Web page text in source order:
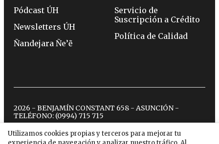
Utilizamos cookies propias y terceros para mejorar tu
Pódcast ÚH
Newsletters ÚH
Ñandejara Ñe’ẽ
Servicio de
Suscripción a Crédito
Política de Calidad
2026 - BENJAMÍN CONSTANT 658 - ASUNCIÓN -
TELÉFONO: (0994) 715 715